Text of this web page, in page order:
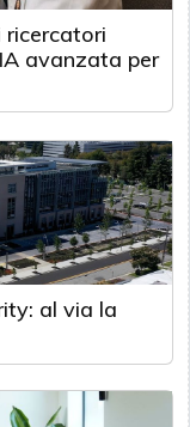
ricercatori
avanzata per
al via la